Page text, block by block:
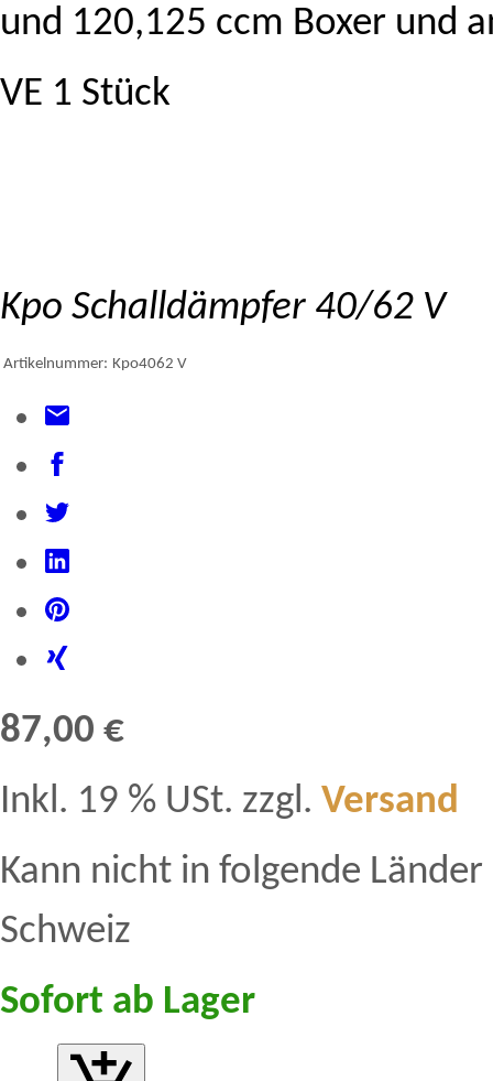
und 120,125 ccm Boxer und
VE 1 Stück
Kpo Schalldämpfer 40/62 V
Artikelnummer: Kpo4062 V
87,00 €
Inkl. 19 % USt. zzgl. Versand
Kann nicht in folgende
Schweiz
Sofort ab Lager